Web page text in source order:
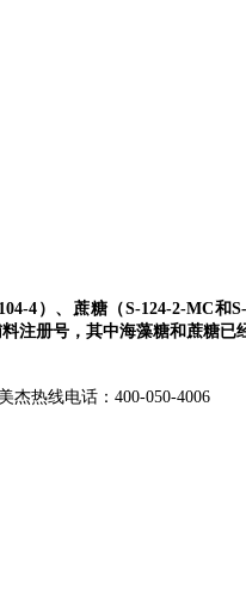
4）、蔗糖（S-124-2-MC和
注册号 ，其中海藻糖和蔗糖已
杰热线电话： 400-050-4006